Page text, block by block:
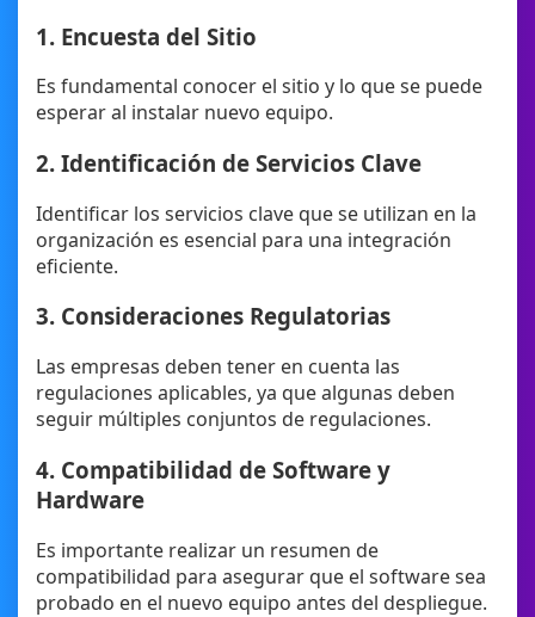
1. Encuesta del Sitio
Es fundamental conocer el sitio y lo que se puede
esperar al instalar nuevo equipo.
2. Identificación de Servicios Clave
Identificar los servicios clave que se utilizan en la
organización es esencial para una integración
eficiente.
3. Consideraciones Regulatorias
Las empresas deben tener en cuenta las
regulaciones aplicables, ya que algunas deben
seguir múltiples conjuntos de regulaciones.
4. Compatibilidad de Software y
Hardware
Es importante realizar un resumen de
compatibilidad para asegurar que el software sea
probado en el nuevo equipo antes del despliegue.